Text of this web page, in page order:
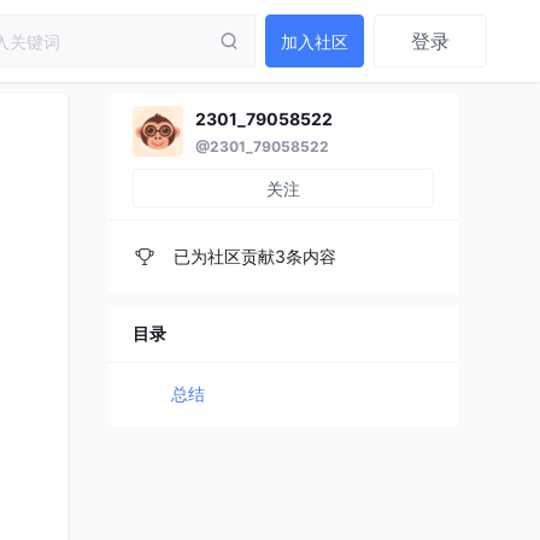
加入社区 登录
2301_79058522
@2301_79058522
关注
已为社区贡献3条内容
目录
总结